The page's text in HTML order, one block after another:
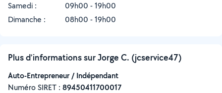
Samedi :
09h00 - 19h00
Dimanche :
08h00 - 19h00
Plus d’informations sur Jorge C. (jcservice47)
Auto-Entrepreneur / Indépendant
Numéro SIRET : ‍89450411700017